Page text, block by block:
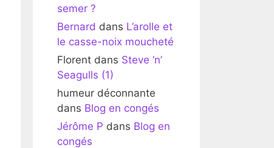
semer ?
Bernard dans L’arolle et
le casse-noix moucheté
Florent dans Steve ‘n’
Seagulls (1)
humeur déconnante
dans Blog en congés
Jérôme P dans Blog en
congés